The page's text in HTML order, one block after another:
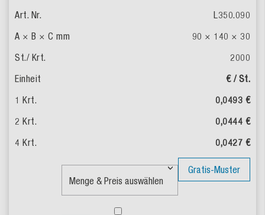
L350.090
90 × 140 × 30
2000
€ / St.
0,0493 €
0,0444 €
0,0427 €
Gratis-Muster